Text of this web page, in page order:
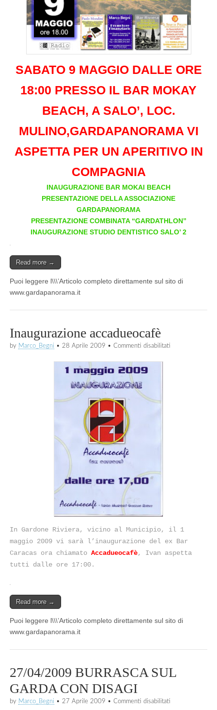
SABATO 9 MAGGIO DALLE ORE
18:00 PRESSO IL BAR MOKAY
BEACH, A SALO’, LOC.
MULINO,GARDAPANORAMA VI
ASPETTA PER UN APERITIVO IN
COMPAGNIA
INAUGURAZIONE BAR MOKAI BEACH
PRESENTAZIONE DELLA ASSOCIAZIONE
GARDAPANORAMA
PRESENTAZIONE COMBINATA “GARDATHLON”
INAUGURAZIONE STUDIO DENTISTICO SALO’ 2
Read more →
Puoi leggere l\\\’Articolo completo direttamente sul sito di
www.gardapanorama.it
Inaugurazione accadueocafè
by Marco_Begni • 28 Aprile 2009 • Commenti disabilitati
In Gardone Riviera, vicino al Municipio, il 1
maggio 2009 vi sarà l’inaugurazione del ex Bar
Caracas ora chiamato Accadueocafè, Ivan aspetta
tutti dalle ore 17:00.
Read more →
Puoi leggere l\\\’Articolo completo direttamente sul sito di
www.gardapanorama.it
27/04/2009 BURRASCA SUL
GARDA CON DISAGI
by Marco_Begni • 27 Aprile 2009 • Commenti disabilitati